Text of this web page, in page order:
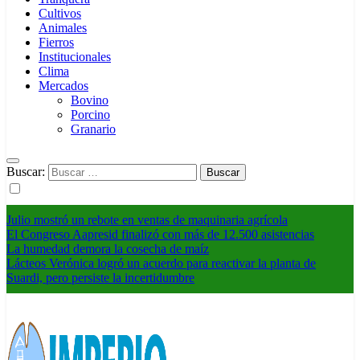
Cultivos
Animales
Fierros
Institucionales
Clima
Mercados
Bovino
Porcino
Granario
Buscar:
Julio mostró un rebote en ventas de maquinaria agrícola
El Congreso Aapresid finalizó con más de 12.500 asistencias
La humedad demora la cosecha de maíz
Lácteos Verónica logró un acuerdo para reactivar la planta de
Suardi, pero persiste la incertidumbre